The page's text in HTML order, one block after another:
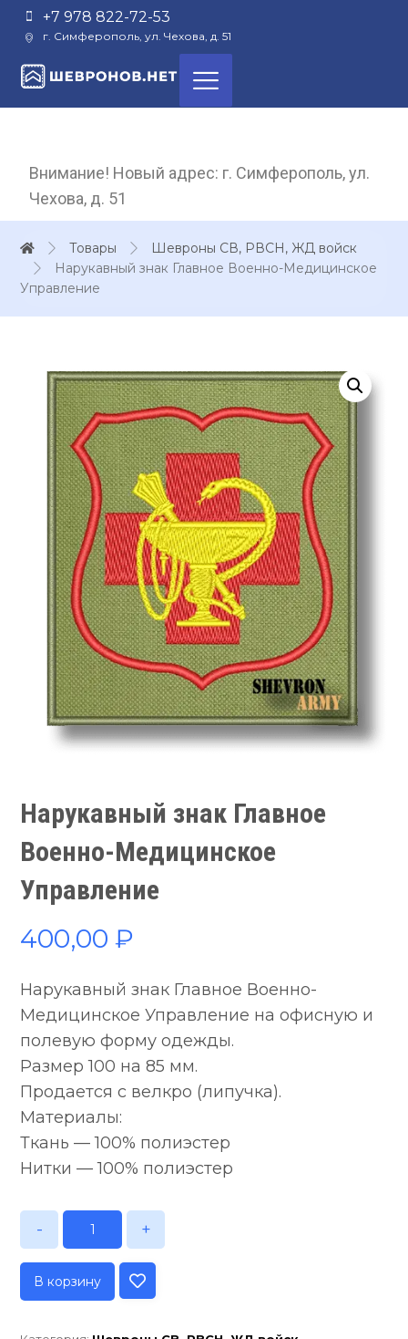
+7 978 822-72-53
г. Симферополь, ул. Чехова, д. 51
Внимание! Новый адрес: г. Симферополь, ул.
Чехова, д. 51
Товары
Шевроны СВ, РВСН, ЖД войск
Нарукавный знак Главное Военно-Медицинское
Управление
Нарукавный знак Главное
Военно-Медицинское
Управление
400,00₽
Нарукавный знак Главное Военно-
Медицинское Управление на офисную и
полевую форму одежды.
Размер 100 на 85 мм.
Продается с велкро (липучка).
Материалы:
Ткань — 100% полиэстер
Нитки — 100% полиэстер
- +
В корзину